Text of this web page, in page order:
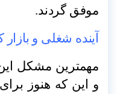
موفق گردند.
آینده شغلی و بازار
مهمترین مشکل
و این که هنوز